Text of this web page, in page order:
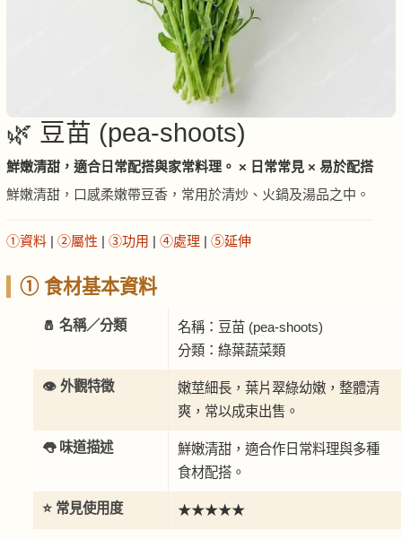
🌿 豆苗 (pea-shoots)
鮮嫩清甜，適合日常配搭與家常料理。 × 日常常見 × 易於配搭
鮮嫩清甜，口感柔嫩帶豆香，常用於清炒、火鍋及湯品之中。
①資料 | ②屬性 | ③功用 | ④處理 | ⑤延伸
① 食材基本資料
🧂 名稱／分類
名稱：豆苗 (pea-shoots)
分類：綠葉蔬菜類
👁️ 外觀特徵
嫩莖細長，葉片翠綠幼嫩，整體清
爽，常以成束出售。
👅 味道描述
鮮嫩清甜，適合作日常料理與多種
食材配搭。
⭐ 常見使用度 ★★★★★